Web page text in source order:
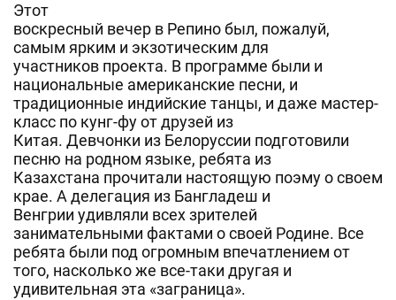
Этот
воскресный вечер в Репино был, пожалуй,
самым ярким и экзотическим для
участников проекта. В программе были и
национальные американские песни, и
традиционные индийские танцы, и даже мастер-
класс по кунг-фу от друзей из
Китая. Девчонки из Белоруссии подготовили
песню на родном языке, ребята из
Казахстана прочитали настоящую поэму о своем
крае. А делегация из Бангладеш и
Венгрии удивляли всех зрителей
занимательными фактами о своей Родине. Все
ребята были под огромным впечатлением от
того, насколько же все-таки другая и
удивительная эта «заграница».